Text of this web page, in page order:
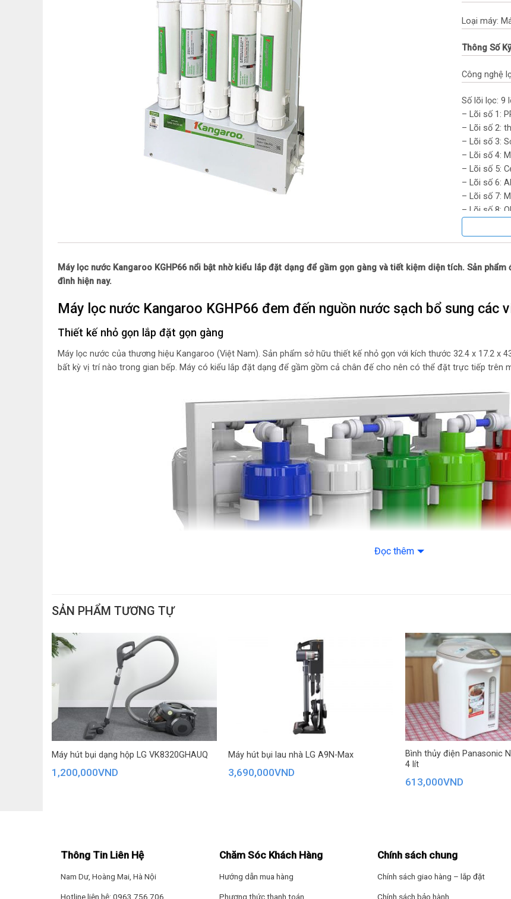
Loại máy:
Thông Số
Công nghệ
Số lõi lọc: 9
– Lõi số 1:
– Lõi số 2:
– Lõi số 3:
– Lõi số 4:
– Lõi số 5:
– Lõi số 6:
– Lõi số 7:
– Lõi số 8:
– Lõi số 9:
– Lõi số 3
Lõi chức
– Lõi số 6
– Lõi số 7
– Lõi số 8
– Lõi số 9
Bảng điều
Dung tích
Công suất
– Thiết kế
– Bổ sung
– Tạo
Xuất Xứ &
Hãng Sản
Máy lọc nước Kangaroo KGHP66 nổi bật nhờ kiểu lắp đặt dạng để gầm gọn gàng và tiết kiệm diện tích. Sản
đình hiện nay.
Máy lọc nước Kangaroo KGHP66 đem đến nguồn nước sạch bổ sung các
Thiết kế nhỏ gọn lắp đặt gọn gàng
Máy lọc nước của thương hiệu Kangaroo (Việt Nam). Sản phẩm sở hữu thiết kế nhỏ gọn với kích thước 32.4 x 17.2 x
bất kỳ vị trí nào trong gian bếp. Máy có kiểu lắp đặt dạng để gầm gồm cả chân đế cho nên có thể đặt trực tiếp trên
Đọc thêm
SẢN PHẨM TƯƠNG TỰ
Máy hút bụi dạng hộp LG VK8320GHAUQ
1,200,000VND
Máy hút bụi lau nhà LG A9N-Max
3,690,000VND
Bình thủy điện Panasonic
4 lít
613,000VND
Thông Tin Liên Hệ
Nam Dư, Hoàng Mai, Hà Nội
Hotline liên hệ: 0963.756.706
Chăm Sóc Khách Hàng
Hướng dẫn mua hàng
Phương thức thanh toán
Chính sách chung
Chính sách giao hàng – lắp đặt
Chính sách bảo hành